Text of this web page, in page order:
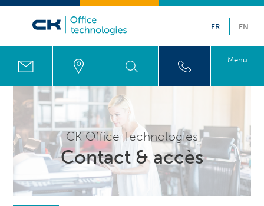
FR EN
Menu
CK Office Technologies
Contact & accès